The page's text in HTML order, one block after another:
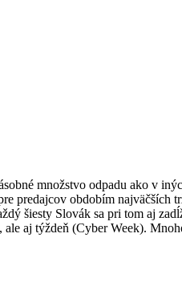
množstvo odpadu ako v
predajcov obdobím
šiesty Slovák sa pri tom aj
aj týždeň (Cyber Week).